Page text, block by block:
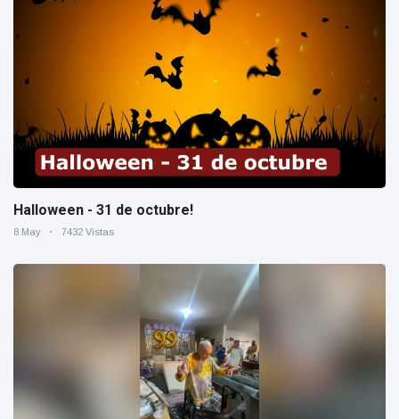
Halloween - 31 de octubre!
8 May 7432 Vistas